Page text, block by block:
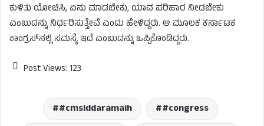
ಕುಳಿತು ಯೋಚಿಸಿ, ಏನು ಮಾಡಬೇಕು, ಯಾವ ಪರಿಹಾರ ನೀಡಬೇಕು
ಎಂಬುದನ್ನು ನಿರ್ಧರಿಸುತ್ತೇವೆ ಎಂದು ಹೇಳಿದ್ದರು. ಆ ಮೂಲಕ ಕರ್ನಾಟಕ
ಕಾಂಗ್ರಸ್​​​ನಲ್ಲಿ ಸಮಸ್ಯೆ ಇದೆ ಎಂಬುದನ್ನು ಒಪ್ಪಿಕೊಂಡಿದ್ದರು.
Post Views: 123
#cmsiddaramaih
#congress